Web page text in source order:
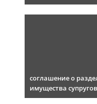
соглашение о
имущества супругов